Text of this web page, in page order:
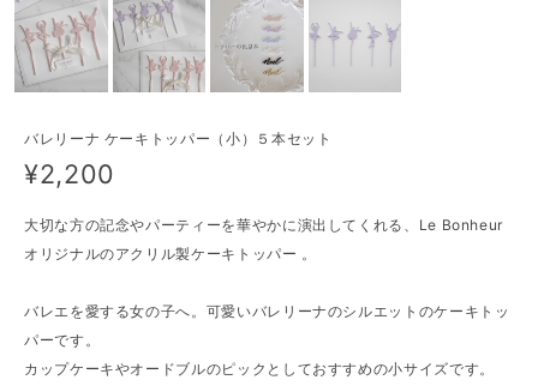
バレリーナ ケーキトッパー（小）５本セット
¥2,200
大切な方の記念やパーティーを華やかに演出してくれる、Le Bonheur
オリジナルのアクリル製ケーキトッパー 。
バレエを愛する女の子へ。可愛いバレリーナのシルエットのケーキトッ
パーです。
カップケーキやオードブルのピックとしておすすめの小サイズです。